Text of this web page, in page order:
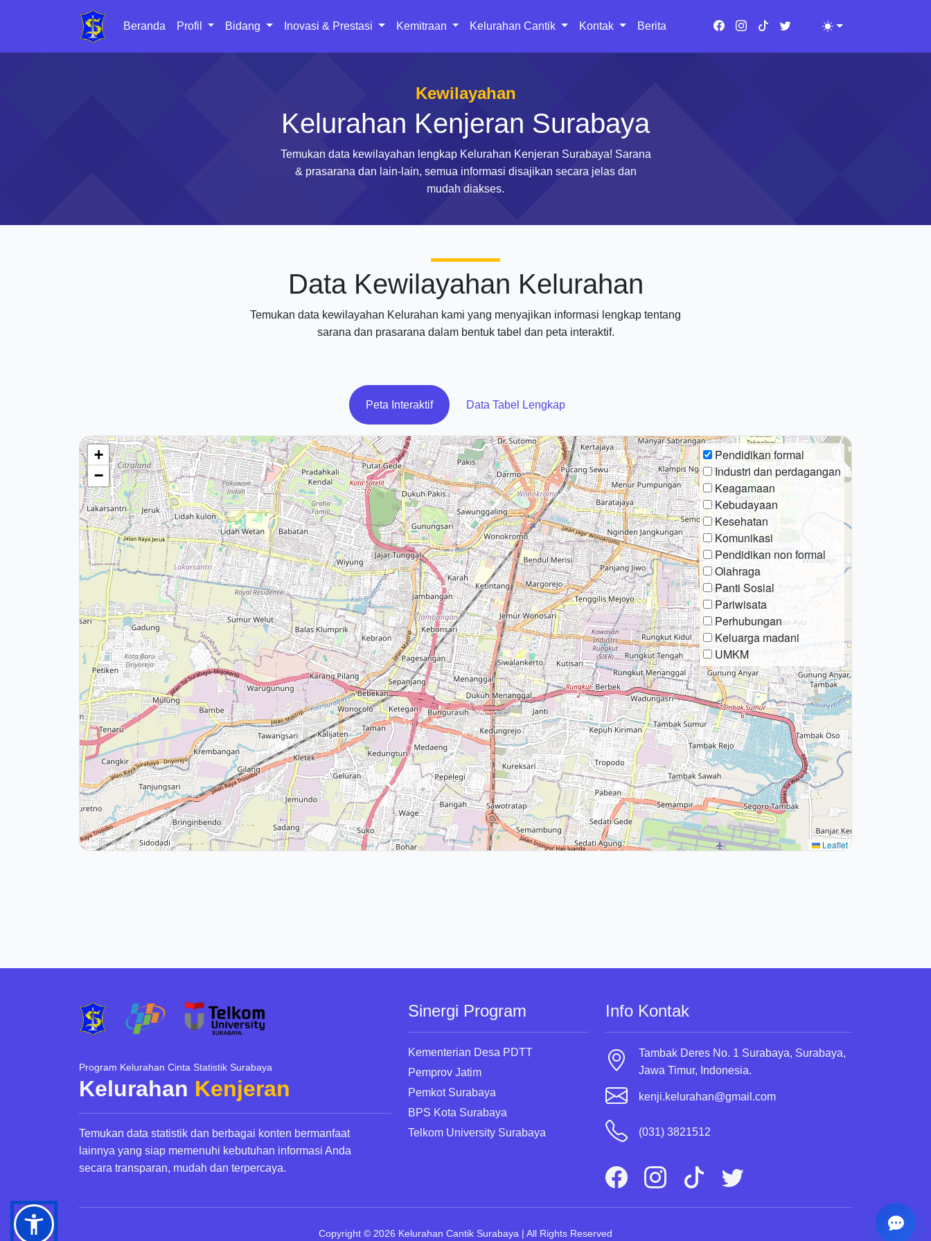
Beranda Profil Bidang Inovasi & Prestasi Kemitraan Kelurahan Cantik Kontak Berita
Toggle theme
Kewilayahan
Kelurahan Kenjeran Surabaya
Temukan data kewilayahan lengkap Kelurahan Kenjeran Surabaya! Sarana
& prasarana dan lain-lain, semua informasi disajikan secara jelas dan
mudah diakses.
Data Kewilayahan Kelurahan
Temukan data kewilayahan Kelurahan kami yang menyajikan informasi lengkap tentang
sarana dan prasarana dalam bentuk tabel dan peta interaktif.
Peta Interaktif Data Tabel Lengkap
Pendidikan formal
Industri dan perdagangan
Keagamaan
Kebudayaan
Kesehatan
Komunikasi
Pendidikan non formal
Olahraga
Panti Sosial
Pariwisata
Perhubungan
Keluarga madani
UMKM
+
−
Leaflet
Program Kelurahan Cinta Statistik Surabaya
Kelurahan Kenjeran
Temukan data statistik dan berbagai konten bermanfaat
lainnya yang siap memenuhi kebutuhan informasi Anda
secara transparan, mudah dan terpercaya.
Sinergi Program
Kementerian Desa PDTT
Pemprov Jatim
Pemkot Surabaya
BPS Kota Surabaya
Telkom University Surabaya
Info Kontak
Tambak Deres No. 1 Surabaya, Surabaya,
Jawa Timur, Indonesia.
kenji.kelurahan@gmail.com
(031) 3821512
Copyright © 2026 Kelurahan Cantik Surabaya | All Rights Reserved